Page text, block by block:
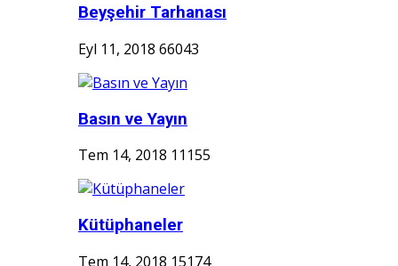
Beyşehir Tarhanası
Eyl 11, 2018 66043
Basın ve Yayın
Tem 14, 2018 11155
Kütüphaneler
Tem 14, 2018 15174